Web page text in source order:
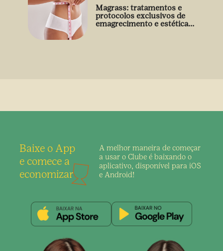
Magrass: tratamentos e
protocolos exclusivos de
emagrecimento e estética
Baixe o App
e comece a
economizar
A melhor maneira de começar
a usar o Clube é baixando o
aplicativo, disponível para iOS
e Android!